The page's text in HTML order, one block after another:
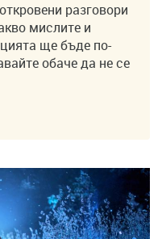
разговори
мислите и
ще бъде по-
обаче да не се